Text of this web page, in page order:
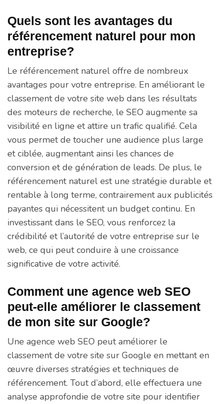
Quels sont les avantages du
référencement naturel pour mon
entreprise?
Le référencement naturel offre de nombreux
avantages pour votre entreprise. En améliorant le
classement de votre site web dans les résultats
des moteurs de recherche, le SEO augmente sa
visibilité en ligne et attire un trafic qualifié. Cela
vous permet de toucher une audience plus large
et ciblée, augmentant ainsi les chances de
conversion et de génération de leads. De plus, le
référencement naturel est une stratégie durable et
rentable à long terme, contrairement aux publicités
payantes qui nécessitent un budget continu. En
investissant dans le SEO, vous renforcez la
crédibilité et l’autorité de votre entreprise sur le
web, ce qui peut conduire à une croissance
significative de votre activité.
Comment une agence web SEO
peut-elle améliorer le classement
de mon site sur Google?
Une agence web SEO peut améliorer le
classement de votre site sur Google en mettant en
œuvre diverses stratégies et techniques de
référencement. Tout d’abord, elle effectuera une
analyse approfondie de votre site pour identifier